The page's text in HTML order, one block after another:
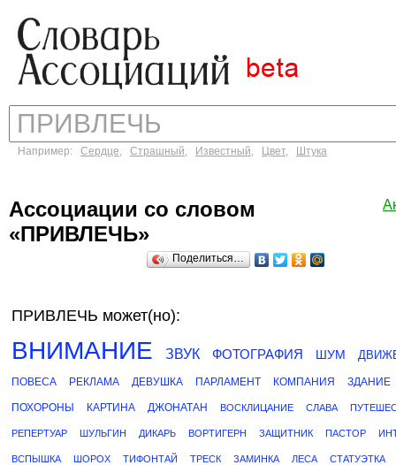
Например: Сердце, Страшный, Известный, Цвет, Штука
Ассоциации со словом
«ПРИВЛЕЧЬ»
Поделиться…
ПРИВЛЕЧЬ может(но):
ВНИМАНИЕ ЗВУК ФОТОГРАФИЯ ШУМ
ПОВЕСА РЕКЛАМА ДЕВУШКА ПАРЛАМЕНТ КОМПАНИЯ ЗДАНИЕ
ПОХОРОНЫ КАРТИНА ДЖОНАТАН ВОСКЛИЦАНИЕ СЛАВА
РЕПЕРТУАР ШУЛЬГИН ДИКАРЬ ВОРТИГЕРН ЗАЩИТНИК ПАСТОР
ВСПЫШКА ШОРОХ ТИФОНТАЙ ТРЕСК ЗАМИНКА ЛЕСА СТАТУЭТКА